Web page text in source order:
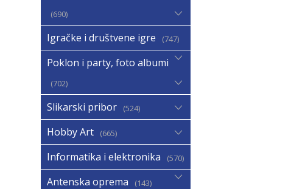
690
Igračke i društvene igre 747
Poklon i party, foto albumi
702
Slikarski pribor 524
Hobby Art 665
Informatika i elektronika 570
Antenska oprema 143